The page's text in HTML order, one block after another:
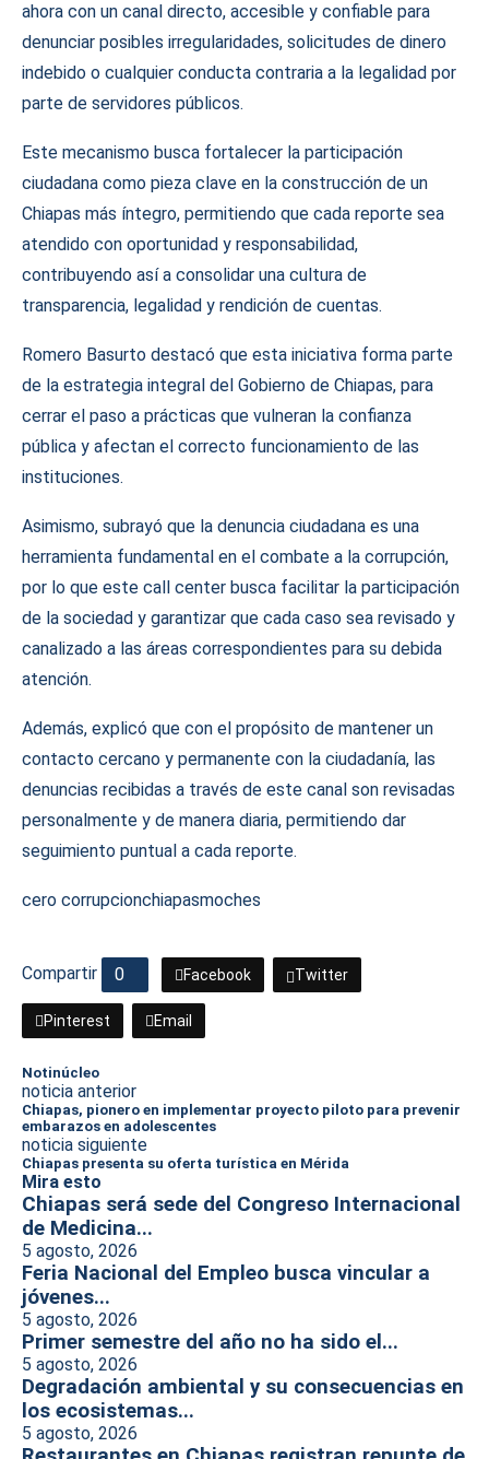
ahora con un canal directo, accesible y confiable para
denunciar posibles irregularidades, solicitudes de dinero
indebido o cualquier conducta contraria a la legalidad por
parte de servidores públicos.
Este mecanismo busca fortalecer la participación
ciudadana como pieza clave en la construcción de un
Chiapas más íntegro, permitiendo que cada reporte sea
atendido con oportunidad y responsabilidad,
contribuyendo así a consolidar una cultura de
transparencia, legalidad y rendición de cuentas.
Romero Basurto destacó que esta iniciativa forma parte
de la estrategia integral del Gobierno de Chiapas, para
cerrar el paso a prácticas que vulneran la confianza
pública y afectan el correcto funcionamiento de las
instituciones.
Asimismo, subrayó que la denuncia ciudadana es una
herramienta fundamental en el combate a la corrupción,
por lo que este call center busca facilitar la participación
de la sociedad y garantizar que cada caso sea revisado y
canalizado a las áreas correspondientes para su debida
atención.
Además, explicó que con el propósito de mantener un
contacto cercano y permanente con la ciudadanía, las
denuncias recibidas a través de este canal son revisadas
personalmente y de manera diaria, permitiendo dar
seguimiento puntual a cada reporte.
cero corrupcionchiapasmoches
Compartir 0 Facebook Twitter
Pinterest Email
Notinúcleo
noticia anterior
Chiapas, pionero en implementar proyecto piloto para prevenir
embarazos en adolescentes
noticia siguiente
Chiapas presenta su oferta turística en Mérida
Mira esto
Chiapas será sede del Congreso Internacional
de Medicina...
5 agosto, 2026
Feria Nacional del Empleo busca vincular a
jóvenes...
5 agosto, 2026
Primer semestre del año no ha sido el...
5 agosto, 2026
Degradación ambiental y su consecuencias en
los ecosistemas...
5 agosto, 2026